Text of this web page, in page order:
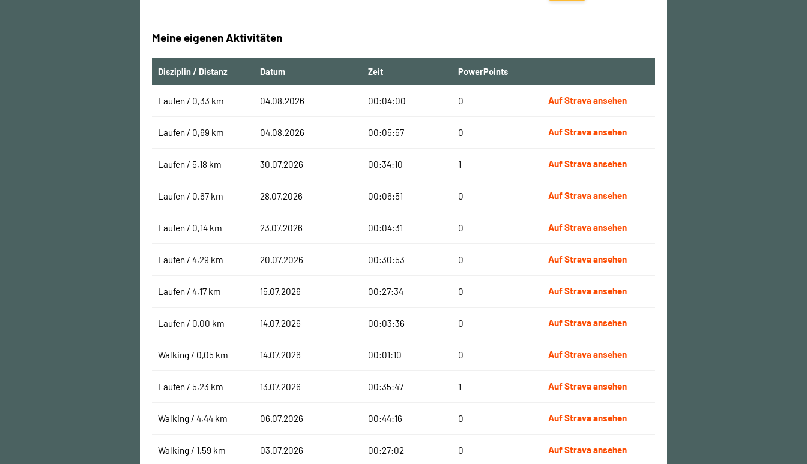
Meine eigenen Aktivitäten
Disziplin / Distanz Datum Zeit PowerPoints
Laufen / 0,33 km 04.08.2026 00:04:00 0 Auf Strava ansehen
Laufen / 0,69 km 04.08.2026 00:05:57 0 Auf Strava ansehen
Laufen / 5,18 km 30.07.2026 00:34:10 1 Auf Strava ansehen
Laufen / 0,67 km 28.07.2026 00:06:51 0 Auf Strava ansehen
Laufen / 0,14 km 23.07.2026 00:04:31 0 Auf Strava ansehen
Laufen / 4,29 km 20.07.2026 00:30:53 0 Auf Strava ansehen
Laufen / 4,17 km 15.07.2026 00:27:34 0 Auf Strava ansehen
Laufen / 0,00 km 14.07.2026 00:03:36 0 Auf Strava ansehen
Walking / 0,05 km 14.07.2026 00:01:10 0 Auf Strava ansehen
Laufen / 5,23 km 13.07.2026 00:35:47 1 Auf Strava ansehen
Walking / 4,44 km 06.07.2026 00:44:16 0 Auf Strava ansehen
Walking / 1,59 km 03.07.2026 00:27:02 0 Auf Strava ansehen